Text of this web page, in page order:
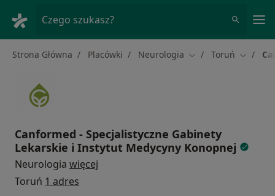
Czego szukasz?
Strona Główna Placówki Neurologia Zmień miasto
Toruń Zmień
Canformed - Specjalistyczne Gabinety
Lekarskie i Instytut Medycyny Konopnej
Neurologia więcej
Toruń 1 adres